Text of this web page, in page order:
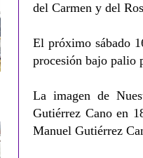
del Carmen y del
El próximo sábado
procesión bajo palio
La imagen de
Gutiérrez Cano en
Manuel Gutiérrez